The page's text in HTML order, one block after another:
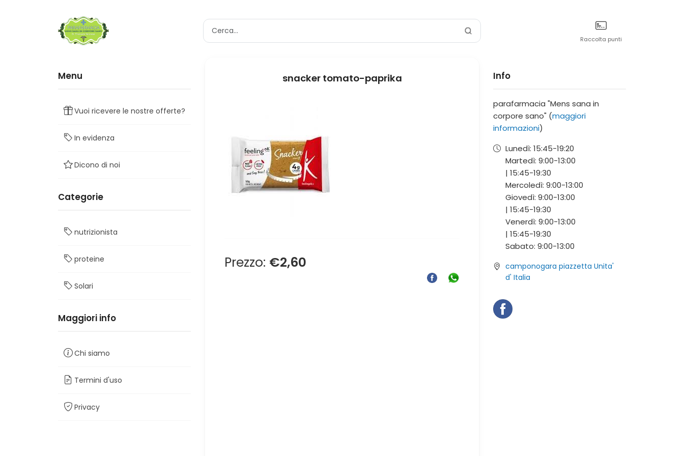
Raccolta punti
Menu
Vuoi ricevere le nostre offerte?
In evidenza
Dicono di noi
Categorie
nutrizionista
proteine
Solari
Maggiori info
Chi siamo
Termini d'uso
Privacy
snacker tomato-paprika
Prezzo: €2,60
Info
parafarmacia "Mens sana in
corpore sano" (maggiori
informazioni)
Lunedì: 15:45-19:20
Martedì: 9:00-13:00
| 15:45-19:30
Mercoledì: 9:00-13:00
Giovedì: 9:00-13:00
| 15:45-19:30
Venerdì: 9:00-13:00
| 15:45-19:30
Sabato: 9:00-13:00
camponogara piazzetta Unita'
d' Italia